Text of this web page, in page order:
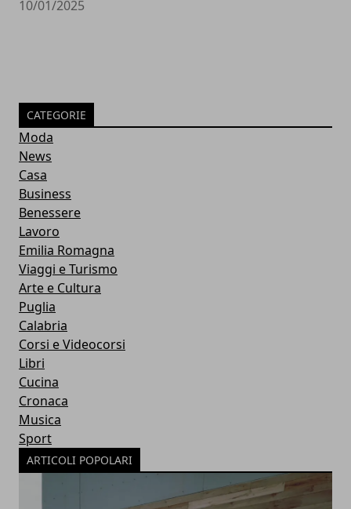
10/01/2025
CATEGORIE
Moda
News
Casa
Business
Benessere
Lavoro
Emilia Romagna
Viaggi e Turismo
Arte e Cultura
Puglia
Calabria
Corsi e Videocorsi
Libri
Cucina
Cronaca
Musica
Sport
ARTICOLI POPOLARI